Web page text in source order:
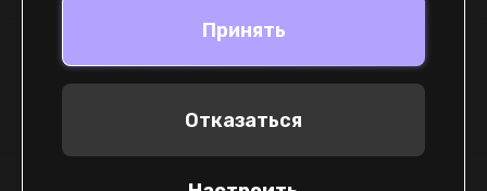
Принять
Отказаться